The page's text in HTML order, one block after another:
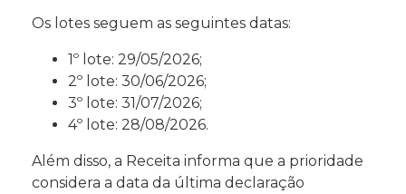
Os lotes seguem as seguintes datas:
1º lote: 29/05/2026;
2º lote: 30/06/2026;
3º lote: 31/07/2026;
4º lote: 28/08/2026.
Além disso, a Receita informa que a prioridade
considera a data da última declaração